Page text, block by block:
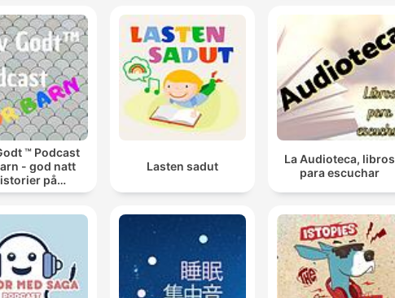
™ Podcast
- god natt
på
Lasten sadut
La Audioteca, libros
para escuchar